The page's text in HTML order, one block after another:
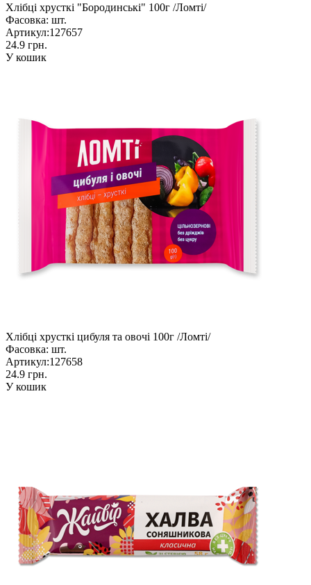
Хлібці хрусткі "Бородинські" 100г /Ломті/
Фасовка: шт.
Артикул:127657
24.9 грн.
У кошик
Хлібці хрусткі цибуля та овочі 100г /Ломті/
Фасовка: шт.
Артикул:127658
24.9 грн.
У кошик